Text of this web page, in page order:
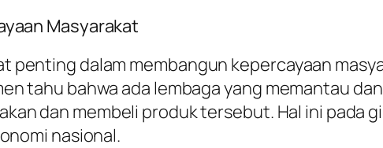
Masyarakat
penting dalam membangun kepercayaan
tahu bahwa ada lembaga yang memantau
dan membeli produk tersebut. Hal ini pada
nasional.